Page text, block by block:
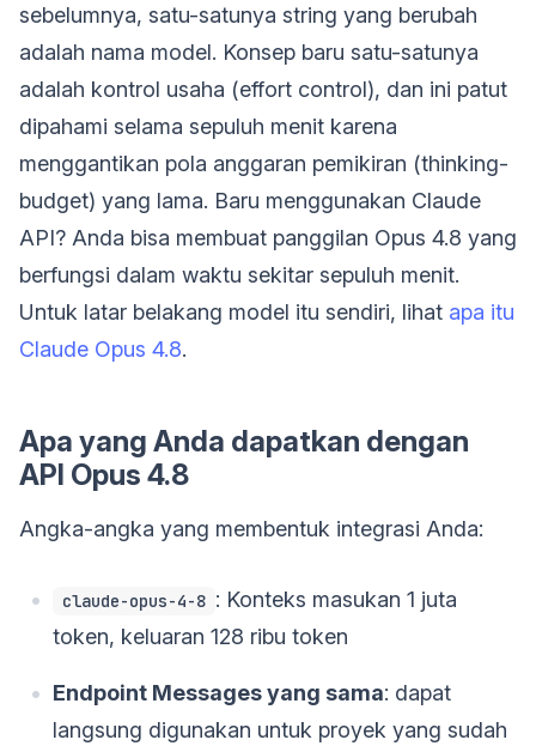
sebelumnya, satu-satunya string yang berubah
adalah nama model. Konsep baru satu-satunya
adalah kontrol usaha (effort control), dan ini patut
dipahami selama sepuluh menit karena
menggantikan pola anggaran pemikiran (thinking-
budget) yang lama. Baru menggunakan Claude
API? Anda bisa membuat panggilan Opus 4.8 yang
berfungsi dalam waktu sekitar sepuluh menit.
Untuk latar belakang model itu sendiri, lihat apa itu
Claude Opus 4.8.
Apa yang Anda dapatkan dengan
API Opus 4.8
Angka-angka yang membentuk integrasi Anda:
claude-opus-4-8 : Konteks masukan 1 juta
token, keluaran 128 ribu token
Endpoint Messages yang sama: dapat
langsung digunakan untuk proyek yang sudah